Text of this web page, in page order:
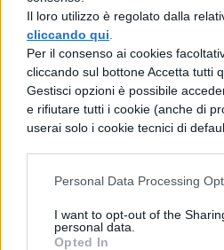
Il loro utilizzo è regolato dalla
cliccando qui
Per il consenso ai cookies
cliccando sul bottone Accetta tutti
Gestisci opzioni è possibile
e rifiutare tutti i cookie (anche di
userai solo i cookie tecnici di
Personal Data Processing
I want to opt-out of the
personal data.
Opted In
TI POTREBBE
domina